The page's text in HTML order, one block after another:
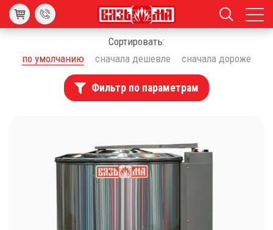
Сортировать:
по умолчанию
сначала дешевле сначала дороже
Фильтр по параметрам